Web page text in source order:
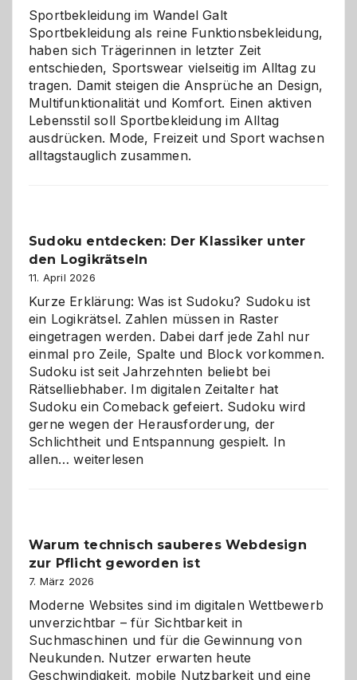
Chaos
Sportbekleidung im Wandel Galt
Sportbekleidung als reine Funktionsbekleidung,
haben sich Trägerinnen in letzter Zeit
entschieden, Sportswear vielseitig im Alltag zu
tragen. Damit steigen die Ansprüche an Design,
Multifunktionalität und Komfort. Einen aktiven
Lebensstil soll Sportbekleidung im Alltag
ausdrücken. Mode, Freizeit und Sport wachsen
alltagstauglich zusammen.
Sudoku entdecken: Der Klassiker unter
den Logikrätseln
11. April 2026
Kurze Erklärung: Was ist Sudoku? Sudoku ist
ein Logikrätsel. Zahlen müssen in Raster
eingetragen werden. Dabei darf jede Zahl nur
einmal pro Zeile, Spalte und Block vorkommen.
Sudoku ist seit Jahrzehnten beliebt bei
Rätselliebhaber. Im digitalen Zeitalter hat
Sudoku ein Comeback gefeiert. Sudoku wird
gerne wegen der Herausforderung, der
Schlichtheit und Entspannung gespielt. In
allen…Sudoku
den
Logikrätseln
weiterlesen
Warum technisch sauberes Webdesign
zur Pflicht geworden ist
7. März 2026
Moderne Websites sind im digitalen Wettbewerb
unverzichtbar – für Sichtbarkeit in
Suchmaschinen und für die Gewinnung von
Neukunden. Nutzer erwarten heute
Geschwindigkeit, mobile Nutzbarkeit und eine